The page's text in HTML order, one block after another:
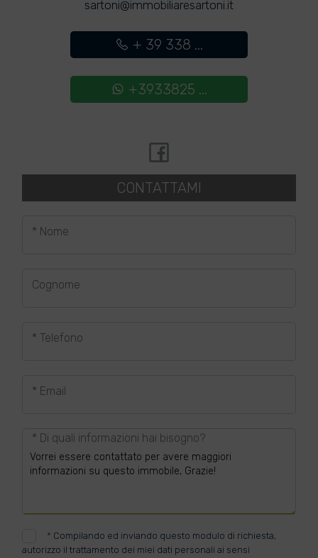
sartoni@immobiliaresartoni.it
+ 39 338 ...
+3933825 ...
CONTATTAMI
* Nome
Cognome
* Telefono
* Email
* Di quali informazioni hai bisogno?
* Compilando ed inviando questo modulo di richiesta,
autorizzo il trattamento dei miei dati personali ai sensi